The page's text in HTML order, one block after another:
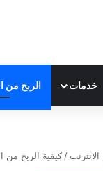
خدمات الربح من
/ كيفية الربح من الفيسبوك ب 5